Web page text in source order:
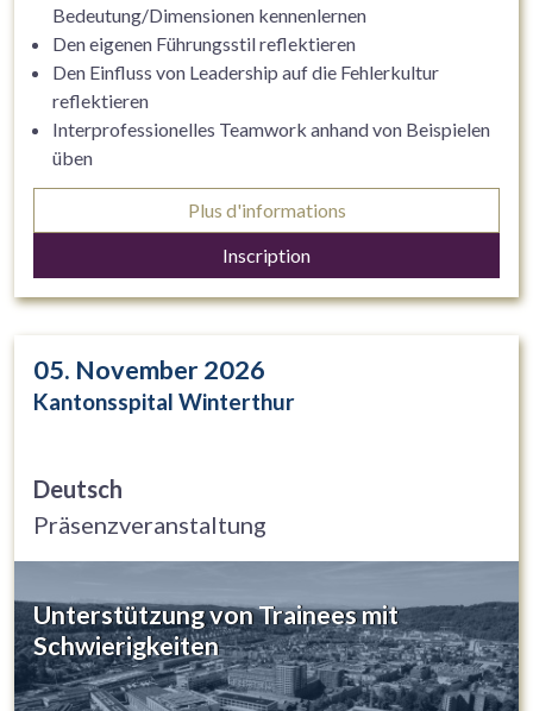
Bedeutung/Dimensionen kennenlernen
Den eigenen Führungsstil reflektieren
Den Einfluss von Leadership auf die Fehlerkultur
reflektieren
Interprofessionelles Teamwork anhand von Beispielen
üben
Möglichkeiten der Vereinbarkeit von Familie und Beruf
in der Führung diskutieren
zur Resilienzförderung kennen
Plus d'informations
Inscription
05. November 2026
Kantonsspital Winterthur
Deutsch
Präsenzveranstaltung
Unterstützung von Trainees mit
Schwierigkeiten